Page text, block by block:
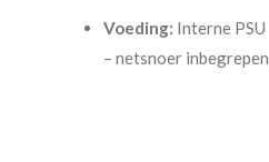
Voeding: Interne PSU
– netsnoer inbegrepen